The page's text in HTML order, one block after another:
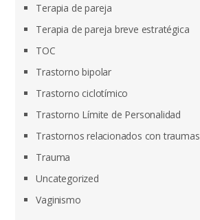
Terapia de pareja
Terapia de pareja breve estratégica
TOC
Trastorno bipolar
Trastorno ciclotímico
Trastorno Límite de Personalidad
Trastornos relacionados con traumas
Trauma
Uncategorized
Vaginismo